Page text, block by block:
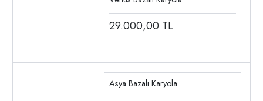
29.000,00 TL
Asya Bazalı Karyola